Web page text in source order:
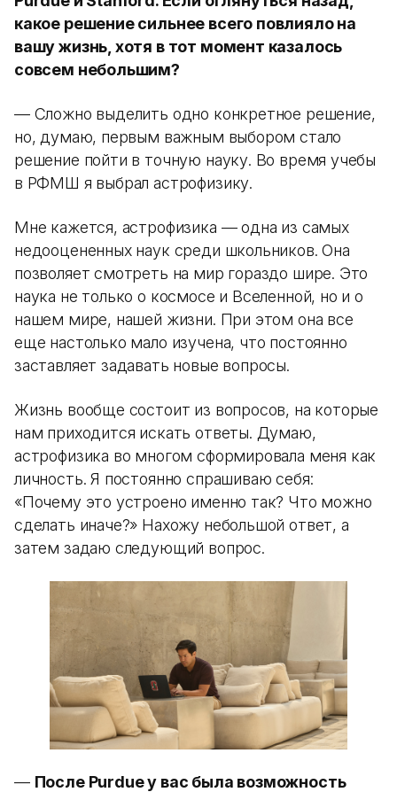
какое решение сильнее всего повлияло на
вашу жизнь, хотя в тот момент казалось
совсем небольшим?
— Сложно выделить одно конкретное решение,
но, думаю, первым важным выбором стало
решение пойти в точную науку. Во время учебы
в РФМШ я выбрал астрофизику.
Мне кажется, астрофизика — одна из самых
недооцененных наук среди школьников. Она
позволяет смотреть на мир гораздо шире. Это
наука не только о космосе и Вселенной, но и о
нашем мире, нашей жизни. При этом она все
еще настолько мало изучена, что постоянно
заставляет задавать новые вопросы.
Жизнь вообще состоит из вопросов, на которые
нам приходится искать ответы. Думаю,
астрофизика во многом сформировала меня как
личность. Я постоянно спрашиваю себя:
«Почему это устроено именно так? Что можно
сделать иначе?» Нахожу небольшой ответ, а
затем задаю следующий вопрос.
— После Purdue у вас была возможность